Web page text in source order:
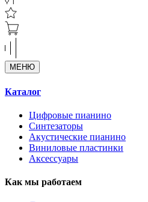
МЕНЮ
Каталог
Цифровые пианино
Синтезаторы
Акустические пианино
Виниловые пластинки
Аксессуары
Как мы работаем